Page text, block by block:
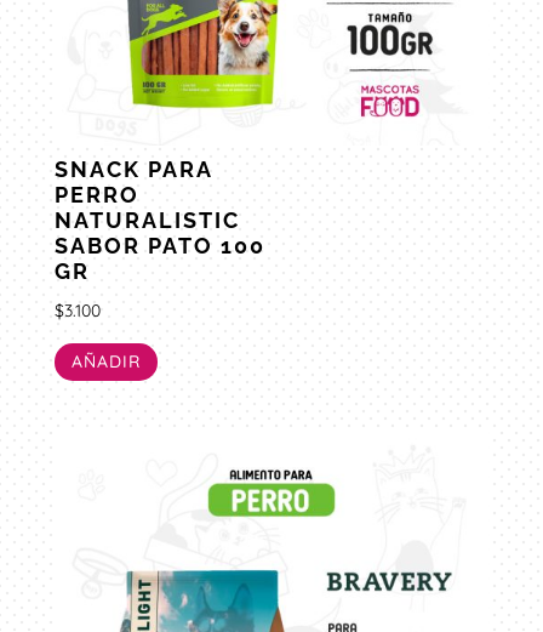
SNACK PARA
PERRO
NATURALISTIC
SABOR PATO 100
GR
$3.100
AÑADIR